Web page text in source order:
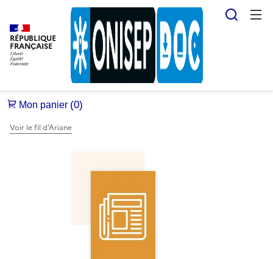
RÉPUBLIQUE
FRANÇAISE
Voir le fil d’Ariane